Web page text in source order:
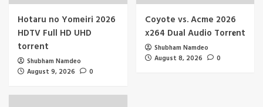
Hotaru no Yomeiri 2026
HDTV Full HD UHD
torrent
Shubham Namdeo
August 9, 2026
0
Coyote vs. Acme 2026
x264 Dual Audio Torr𝐞nt
Shubham Namdeo
August 8, 2026
0